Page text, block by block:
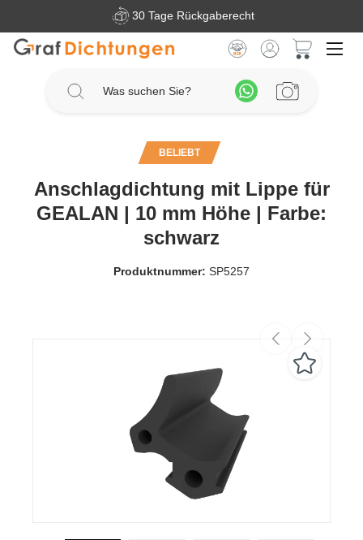
Zum Hauptinhalt springen30 Tage Rückgaberecht
BELIEBT
Anschlagdichtung mit Lippe für
GEALAN | 10 mm Höhe | Farbe:
schwarz
Produktnummer: SP5257